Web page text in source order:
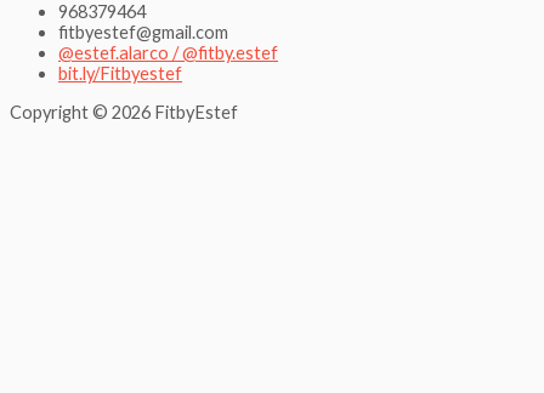
968379464
fitbyestef@gmail.com
@estef.alarco / @fitby.estef
bit.ly/Fitbyestef
Copyright © 2026 FitbyEstef